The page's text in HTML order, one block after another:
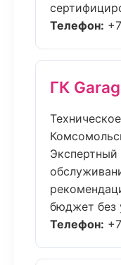
Телефон:
ГК
Экспертный
бюджет без
Телефон: